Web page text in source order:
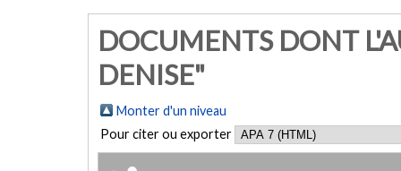
DOCUMENTS DONT
DENISE"
Monter d'un niveau
Pour citer ou exporter